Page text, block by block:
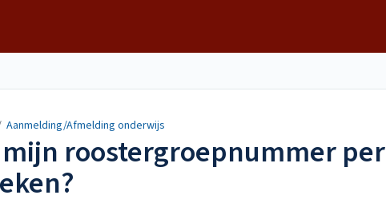
Aanmelding/Afmelding onderwijs
roostergroepnummer per